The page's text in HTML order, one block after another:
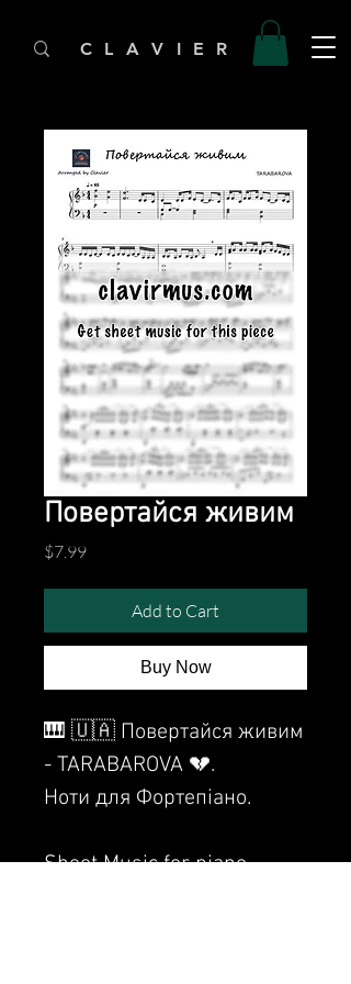
C L A V I E R
Повертайся живим
$7.99Price
Add to Cart
Buy Now
🎹 🇺🇦 Повертайся живим
- TARABAROVA 💔.
Ноти для Фортепіано.
Sheet Music for piano.